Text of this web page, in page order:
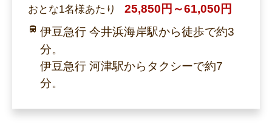
おとな1名様あたり
25,850円～61,050円
伊豆急行 今井浜海岸駅から徒歩で約3
分。
伊豆急行 河津駅からタクシーで約7
分。